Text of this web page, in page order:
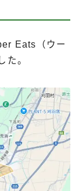
Eats（ウー
た。